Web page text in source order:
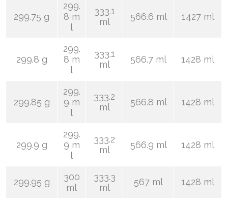
299.75 g
299.
8 m
l
333.1
ml
566.6 ml 1427 ml
299.8 g
299.
8 m
l
333.1
ml
566.7 ml 1428 ml
299.85 g
299.
9 m
l
333.2
ml
566.8 ml 1428 ml
299.9 g
299.
9 m
l
333.2
ml
566.9 ml 1428 ml
299.95 g
300
ml
333.3
ml
567 ml 1428 ml